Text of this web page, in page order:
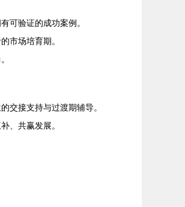
可验证的成功案例。
市场培育期。
交接支持与过渡期辅导。
、共赢发展。